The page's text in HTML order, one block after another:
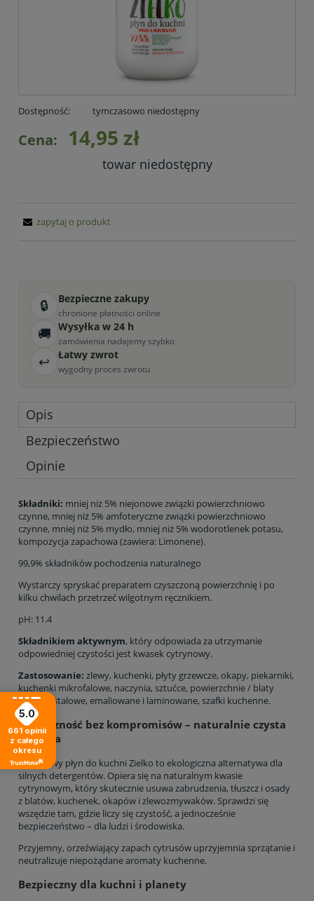
Dostępność: tymczasowo niedostępny
Cena: 14,95 zł
towar niedostępny
zapytaj o produkt
🔒 Bezpieczne zakupy
chronione płatności online
🚚 Wysyłka w 24 h
zamówienia nadajemy szybko
↩ Łatwy zwrot
wygodny proces zwrotu
Opis
Bezpieczeństwo
Opinie
Składniki: mniej niż 5% niejonowe związki powierzchniowo
czynne, mniej niż 5% amfoteryczne związki powierzchniowo
czynne, mniej niż 5% mydło, mniej niż 5% wodorotlenek potasu,
kompozycja zapachowa (zawiera: Limonene).
99,9% składników pochodzenia naturalnego
Wystarczy spryskać preparatem czyszczoną powierzchnię i po
kilku chwilach przetrzeć wilgotnym ręcznikiem.
pH: 11.4
Składnikiem aktywnym, który odpowiada za utrzymanie
odpowiedniej czystości jest kwasek cytrynowy.
Zastosowanie: zlewy, kuchenki, płyty grzewcze, okapy, piekarniki,
kuchenki mikrofalowe, naczynia, sztućce, powierzchnie / blaty
szklane, stalowe, emaliowane i laminowane, szafki kuchenne.
Skuteczność bez kompromisów – naturalnie czysta
kuchnia
Cytrusowy płyn do kuchni Zielko to ekologiczna alternatywa dla
silnych detergentów. Opiera się na naturalnym kwasie
cytrynowym, który skutecznie usuwa zabrudzenia, tłuszcz i osady
z blatów, kuchenek, okapów i zlewozmywaków. Sprawdzi się
wszędzie tam, gdzie liczy się czystość, a jednocześnie
bezpieczeństwo – dla ludzi i środowiska.
Przyjemny, orzeźwiający zapach cytrusów uprzyjemnia sprzątanie i
neutralizuje niepożądane aromaty kuchenne.
Bezpieczny dla kuchni i planety
5.0
661 opinii
z całego
okresu